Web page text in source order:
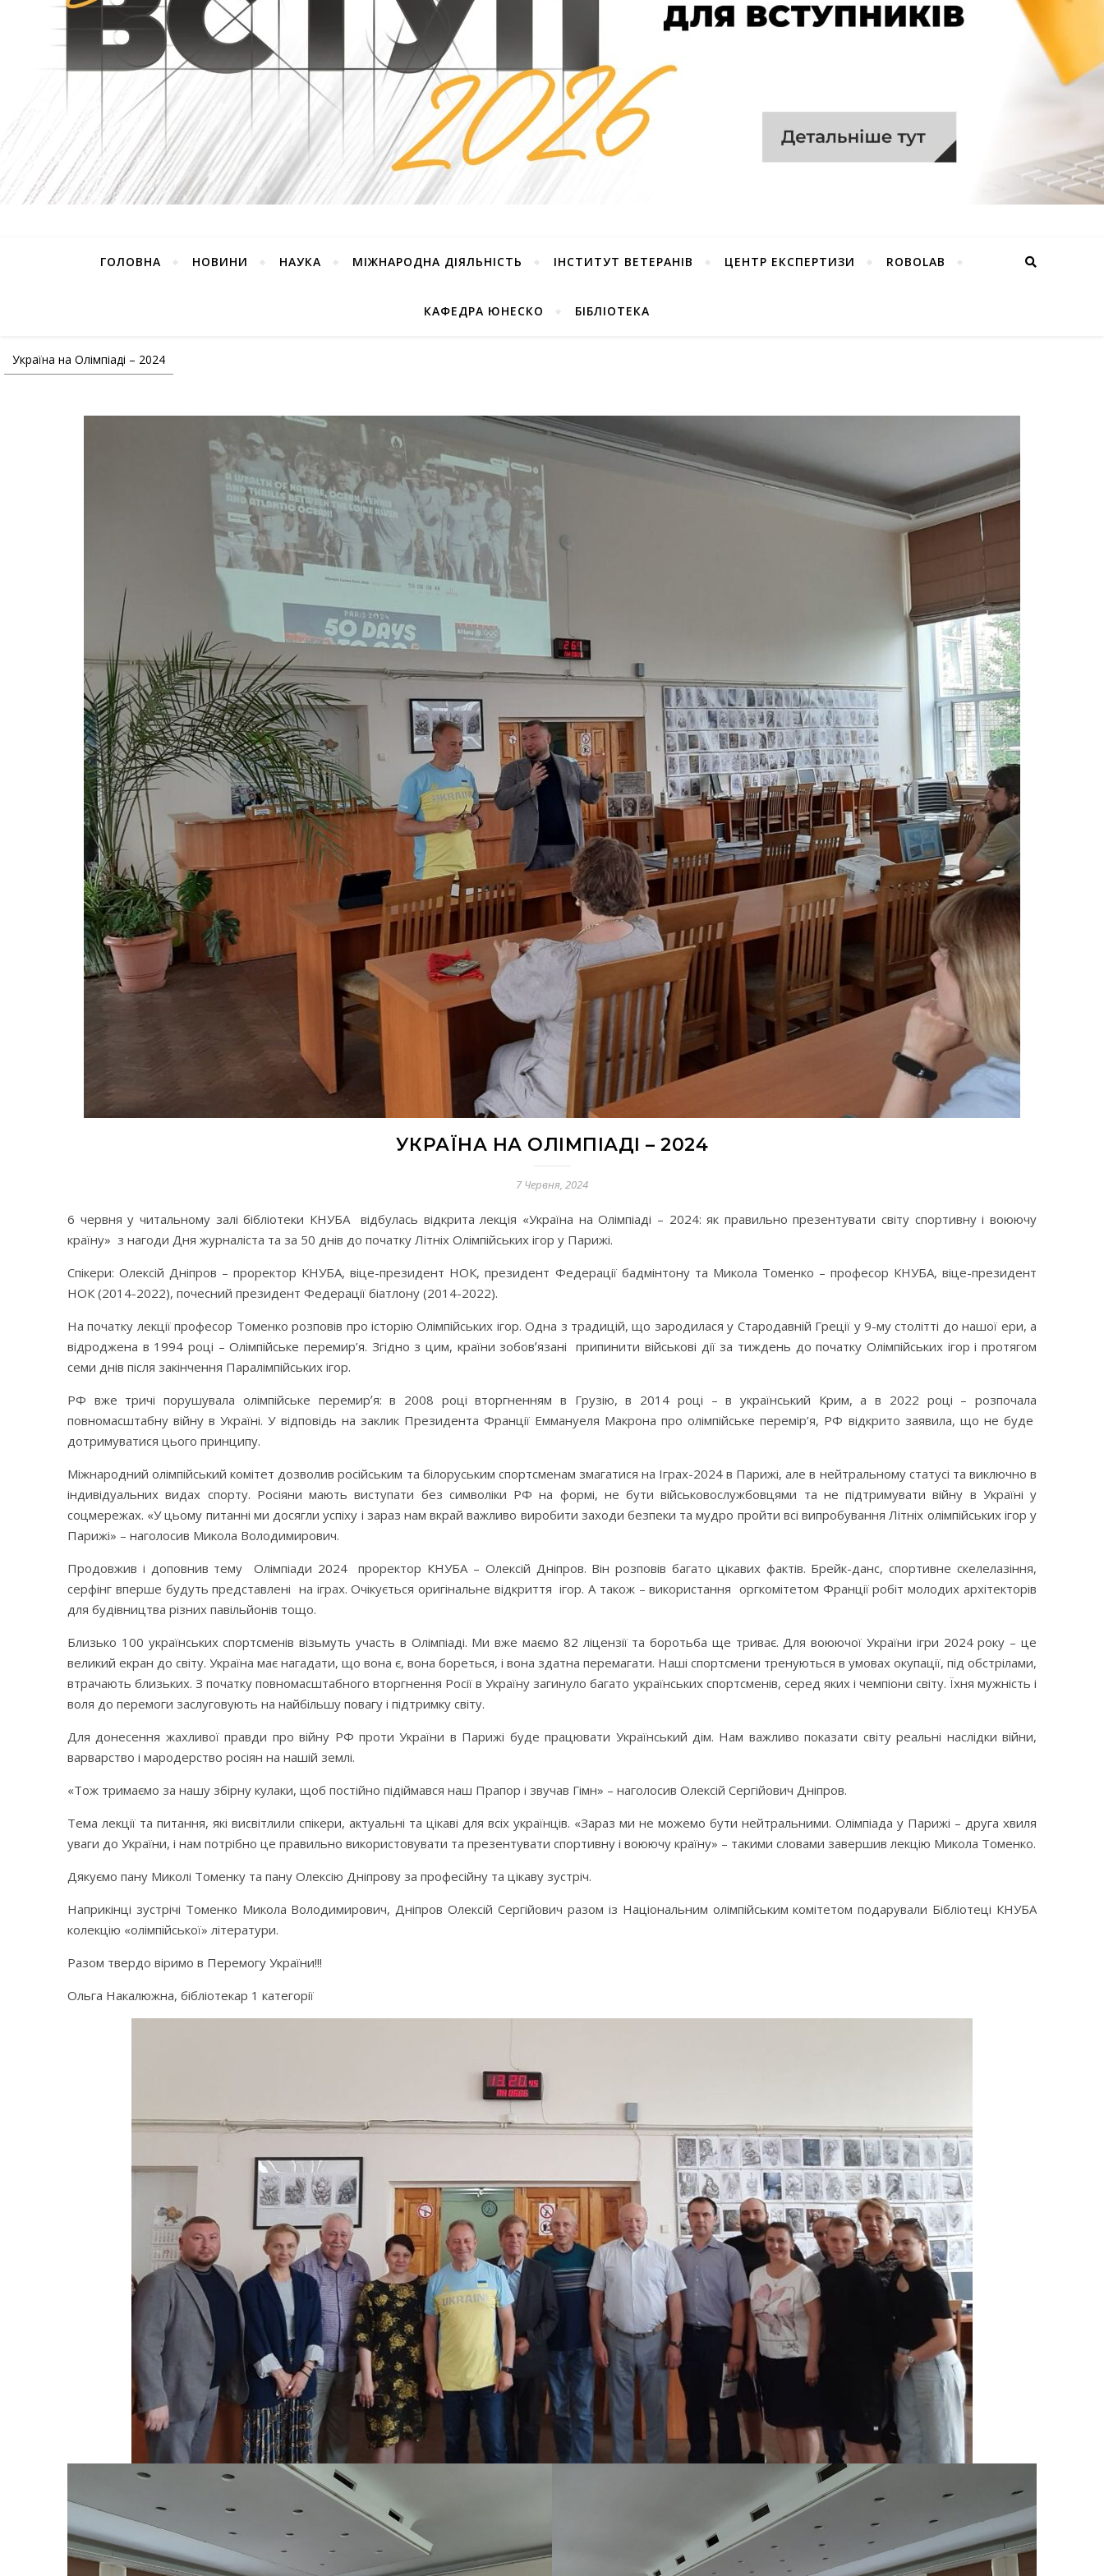
ГОЛОВНА НОВИНИ НАУКА МІЖНАРОДНА ДІЯЛЬНІСТЬ ІНСТИТУТ ВЕТЕРАНІВ ЦЕНТР ЕКСПЕРТИЗИ ROBOLAB
КАФЕДРА ЮНЕСКО БІБЛІОТЕКА
Україна на Олімпіаді – 2024
УКРАЇНА НА ОЛІМПІАДІ – 2024
7 Червня, 2024
6 червня у читальному залі бібліотеки КНУБА відбулась відкрита лекція «Україна на Олімпіаді – 2024: як правильно презентувати світу спортивну і воюючу
країну» з нагоди Дня журналіста та за 50 днів до початку Літніх Олімпійських ігор у Парижі.
Спікери: Олексій Дніпров – проректор КНУБА, віце-президент НОК, президент Федерації бадмінтону та Микола Томенко – професор КНУБА, віце-президент
НОК (2014-2022), почесний президент Федерації біатлону (2014-2022).
На початку лекції професор Томенко розповів про історію Олімпійських ігор. Одна з традицій, що зародилася у Стародавній Греції у 9-му столітті до нашої ери, а
відроджена в 1994 році – Олімпійське перемир’я. Згідно з цим, країни зобовʼязані припинити військові дії за тиждень до початку Олімпійських ігор і протягом
семи днів після закінчення Паралімпійських ігор.
РФ вже тричі порушувала олімпійське перемирʼя: в 2008 році вторгненням в Грузію, в 2014 році – в український Крим, а в 2022 році – розпочала
повномасштабну війну в Україні. У відповідь на заклик Президента Франції Еммануеля Макрона про олімпійське перемір’я, РФ відкрито заявила, що не буде
дотримуватися цього принципу.
Міжнародний олімпійський комітет дозволив російським та білоруським спортсменам змагатися на Іграх-2024 в Парижі, але в нейтральному статусі та виключно в
індивідуальних видах спорту. Росіяни мають виступати без символіки РФ на формі, не бути військовослужбовцями та не підтримувати війну в Україні у
соцмережах. «У цьому питанні ми досягли успіху і зараз нам вкрай важливо виробити заходи безпеки та мудро пройти всі випробування Літніх олімпійських ігор у
Парижі» – наголосив Микола Володимирович.
Продовжив і доповнив тему Олімпіади 2024 проректор КНУБА – Олексій Дніпров. Він розповів багато цікавих фактів. Брейк-данс, спортивне скелелазіння,
серфінг вперше будуть представлені на іграх. Очікується оригінальне відкриття ігор. А також – використання оргкомітетом Франції робіт молодих архітекторів
для будівництва різних павільйонів тощо.
Близько 100 українських спортсменів візьмуть участь в Олімпіаді. Ми вже маємо 82 ліцензії та боротьба ще триває. Для воюючої України ігри 2024 року – це
великий екран до світу. Україна має нагадати, що вона є, вона бореться, і вона здатна перемагати. Наші спортсмени тренуються в умовах окупації, під обстрілами,
втрачають близьких. З початку повномасштабного вторгнення Росії в Україну загинуло багато українських спортсменів, серед яких і чемпіони світу. Їхня мужність і
воля до перемоги заслуговують на найбільшу повагу і підтримку світу.
Для донесення жахливої правди про війну РФ проти України в Парижі буде працювати Український дім. Нам важливо показати світу реальні наслідки війни,
варварство і мародерство росіян на нашій землі.
«Тож тримаємо за нашу збірну кулаки, щоб постійно підіймався наш Прапор і звучав Гімн» – наголосив Олексій Сергійович Дніпров.
Тема лекції та питання, які висвітлили спікери, актуальні та цікаві для всіх українців. «Зараз ми не можемо бути нейтральними. Олімпіада у Парижі – друга хвиля
уваги до України, і нам потрібно це правильно використовувати та презентувати спортивну і воюючу країну» – такими словами завершив лекцію Микола Томенко.
Дякуємо пану Миколі Томенку та пану Олексію Дніпрову за професійну та цікаву зустріч.
Наприкінці зустрічі Томенко Микола Володимирович, Дніпров Олексій Сергійович разом із Національним олімпійським комітетом подарували Бібліотеці КНУБА
колекцію «олімпійської» літератури.
Разом твердо віримо в Перемогу України!!!
Ольга Накалюжна, бібліотекар 1 категорії